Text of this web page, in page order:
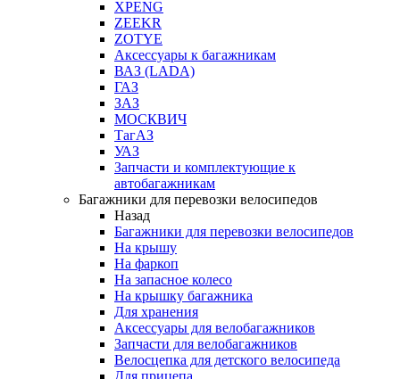
XPENG
ZEEKR
ZOTYE
Аксессуары к багажникам
ВАЗ (LADA)
ГАЗ
ЗАЗ
МОСКВИЧ
ТагАЗ
УАЗ
Запчасти и комплектующие к
автобагажникам
Багажники для перевозки велосипедов
Назад
Багажники для перевозки велосипедов
На крышу
На фаркоп
На запасное колесо
На крышку багажника
Для хранения
Аксессуары для велобагажников
Запчасти для велобагажников
Велосцепка для детского велосипеда
Для прицепа